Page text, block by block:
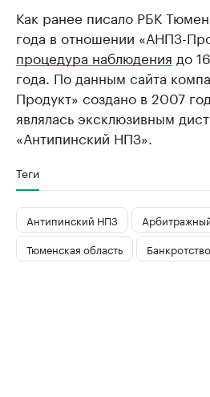
Как ранее писало РБК
года в отношении «АНПЗ-
процедура наблюдения до
года. По данным сайта
Продукт» создано в 2007
являлась эксклюзивным
«Антипинский НПЗ».
Теги
Антипинский НПЗ
Тюменская область
Банкротство